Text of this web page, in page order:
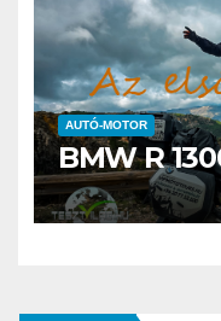
AUTÓ-MOTOR
BMW R